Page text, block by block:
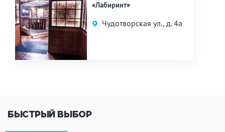
«Лабиринт»
Чудотворская ул., д. 4а
БЫСТРЫЙ ВЫБОР